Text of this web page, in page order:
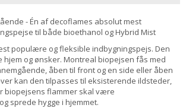
- Én af decoflames absolut mest
til både bioethanol og Hybrid Mist
populære og fleksible indbygningspejs. Den
hjem og ønsker. Montreal biopejsen fås med
åben til front og en side eller åben
kan den tilpasses til eksisterende ildsteder,
biopejsens flammer skal være
sprede hygge i hjemmet.